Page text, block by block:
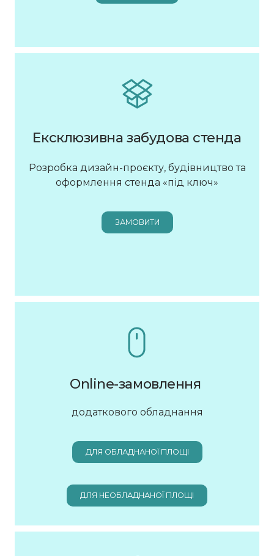
Ексклюзивна забудова стенда
Розробка дизайн-проєкту, будівництво та
оформлення стенда «під ключ»
ЗАМОВИТИ
Online-замовлення
додаткового обладнання
ДЛЯ ОБЛАДНАНОЇ ПЛОЩІ
ДЛЯ НЕОБЛАДНАНОЇ ПЛОЩІ